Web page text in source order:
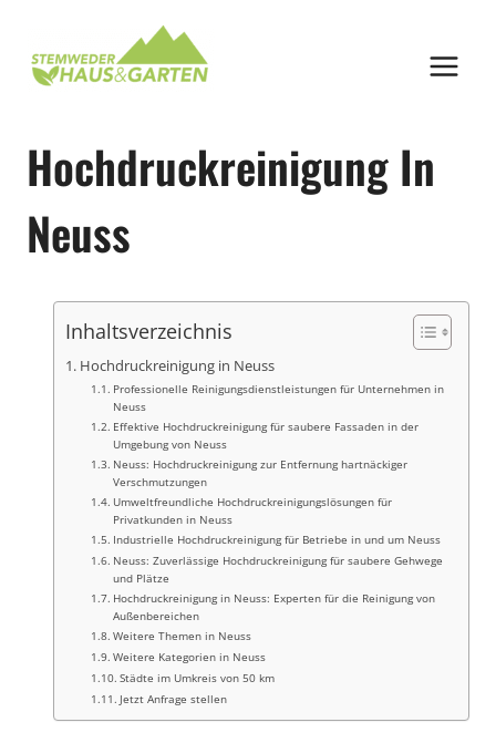
springen
Hochdruckreinigung In
Neuss
Inhaltsverzeichnis
Hochdruckreinigung in Neuss
Professionelle Reinigungsdienstleistungen für Unternehmen in
Neuss
Effektive Hochdruckreinigung für saubere Fassaden in der
Umgebung von Neuss
Neuss: Hochdruckreinigung zur Entfernung hartnäckiger
Verschmutzungen
Umweltfreundliche Hochdruckreinigungslösungen für
Privatkunden in Neuss
Industrielle Hochdruckreinigung für Betriebe in und um Neuss
Neuss: Zuverlässige Hochdruckreinigung für saubere Gehwege
und Plätze
Hochdruckreinigung in Neuss: Experten für die Reinigung von
Außenbereichen
Weitere Themen in Neuss
Weitere Kategorien in Neuss
Städte im Umkreis von 50 km
Jetzt Anfrage stellen